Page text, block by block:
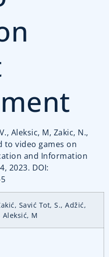
Aleksic, M, Zakic, N.,
to video games on
and Information
2023. DOI:
Savić Tot, S., Adžić,
Aleksić, M